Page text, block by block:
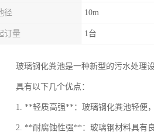
径 10m
订量 1台
玻璃钢化粪池是一种新型的污水处理
具有以下几个优点：
1. **轻质高强**：玻璃钢化粪池轻便
2. **耐腐蚀性强**：玻璃钢材料具有